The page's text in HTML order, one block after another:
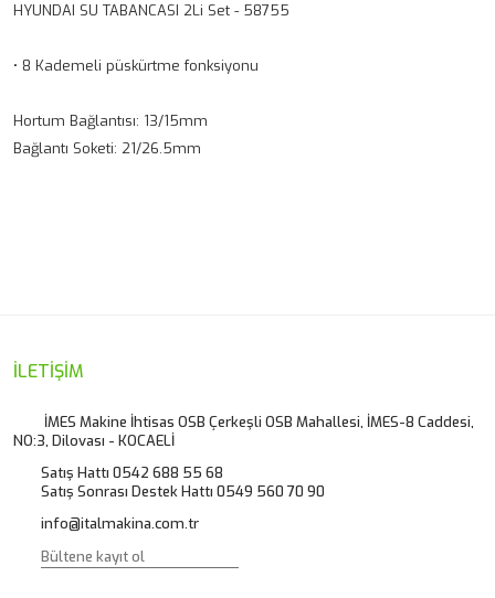
HYUNDAI SU TABANCASI 2Li Set - 58755
• 8 Kademeli püskürtme fonksiyonu
Hortum Bağlantısı: 13/15mm
Bağlantı Soketi: 21/26.5mm
Ürün resmi kalitesiz, bozuk veya görüntülenemiyor.
Ürün bilgilerinde hatalar bulunuyor.
Ürün fiyatı diğer sitelerden daha pahalı.
Bu ürüne benzer farklı alternatifler olmalı.
İLETİŞİM
İMES Makine İhtisas OSB Çerkeşli OSB Mahallesi, İMES-8 Caddesi,
NO:3, Dilovası - KOCAELİ
Satış Hattı 0542 688 55 68
Satış Sonrası Destek Hattı 0549 560 70 90
info@italmakina.com.tr